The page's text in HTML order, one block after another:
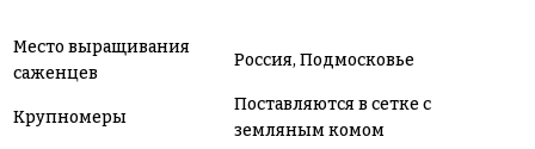
Место выращивания
саженцев
Россия, Подмосковье
Крупномеры
Поставляются в сетке с
земляным комом